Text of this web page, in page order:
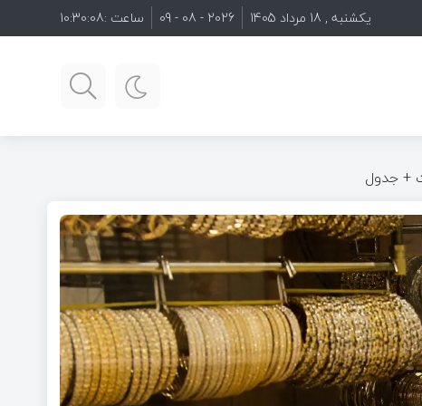
یکشنبه , 18 مرداد 1405 2026 - 08 - 09 ساعت :10:30:09